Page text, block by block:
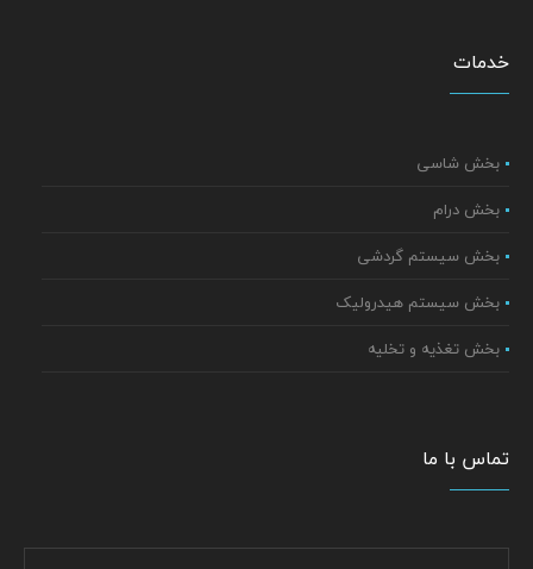
خدمات
بخش شاسی
بخش درام
بخش سیستم گردشی
بخش سیستم هیدرولیک
بخش تغذیه و تخلیه
تماس با ما